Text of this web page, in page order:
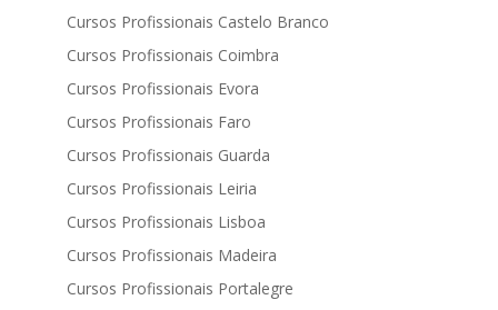
Cursos Profissionais Castelo Branco
Cursos Profissionais Coimbra
Cursos Profissionais Evora
Cursos Profissionais Faro
Cursos Profissionais Guarda
Cursos Profissionais Leiria
Cursos Profissionais Lisboa
Cursos Profissionais Madeira
Cursos Profissionais Portalegre